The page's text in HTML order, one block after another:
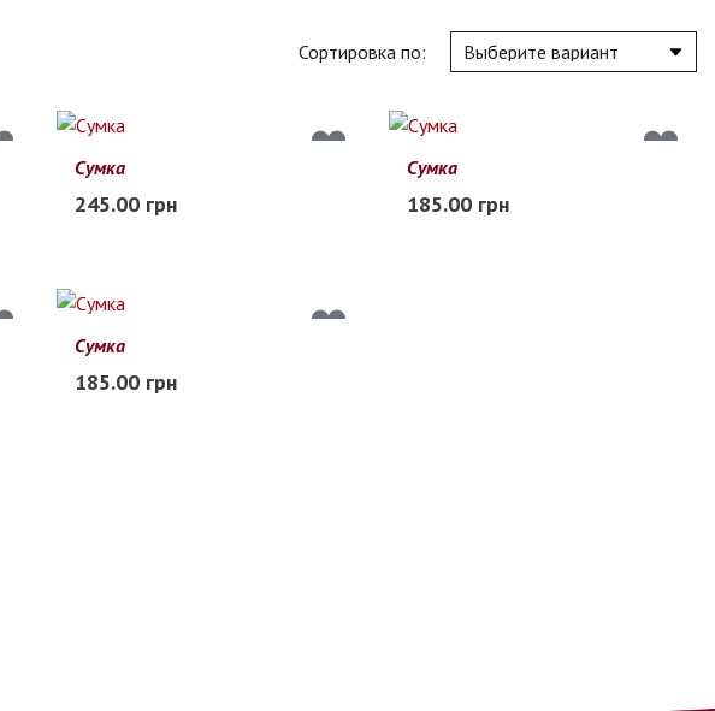
Сортировка по:
Сумка
245.00 грн
В наличии
Сумка
185.00 грн
В наличии
Сумка
185.00 грн
Заканчивается